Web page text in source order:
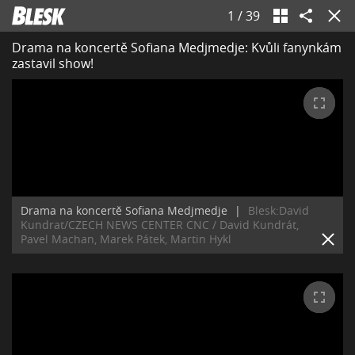
1 /39
Drama na koncertě Sofiana Medjmedje: Kvůli fanynkám
zastavil show!
Drama na koncertě Sofiana Medjmedje |
Blesk:David
Kundrat/CZECH NEWS CENTER CNC / David Kundrát,
Pavel Machan, Marek Pátek, Martin Hykl